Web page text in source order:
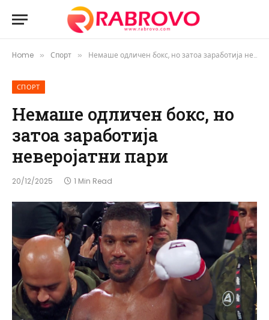
Home » Спорт » Немаше одличен бокс, но затоа заработија неверојатни пари
СПОРТ
Немаше одличен бокс, но
затоа заработија
неверојатни пари
20/12/2025 1 Min Read